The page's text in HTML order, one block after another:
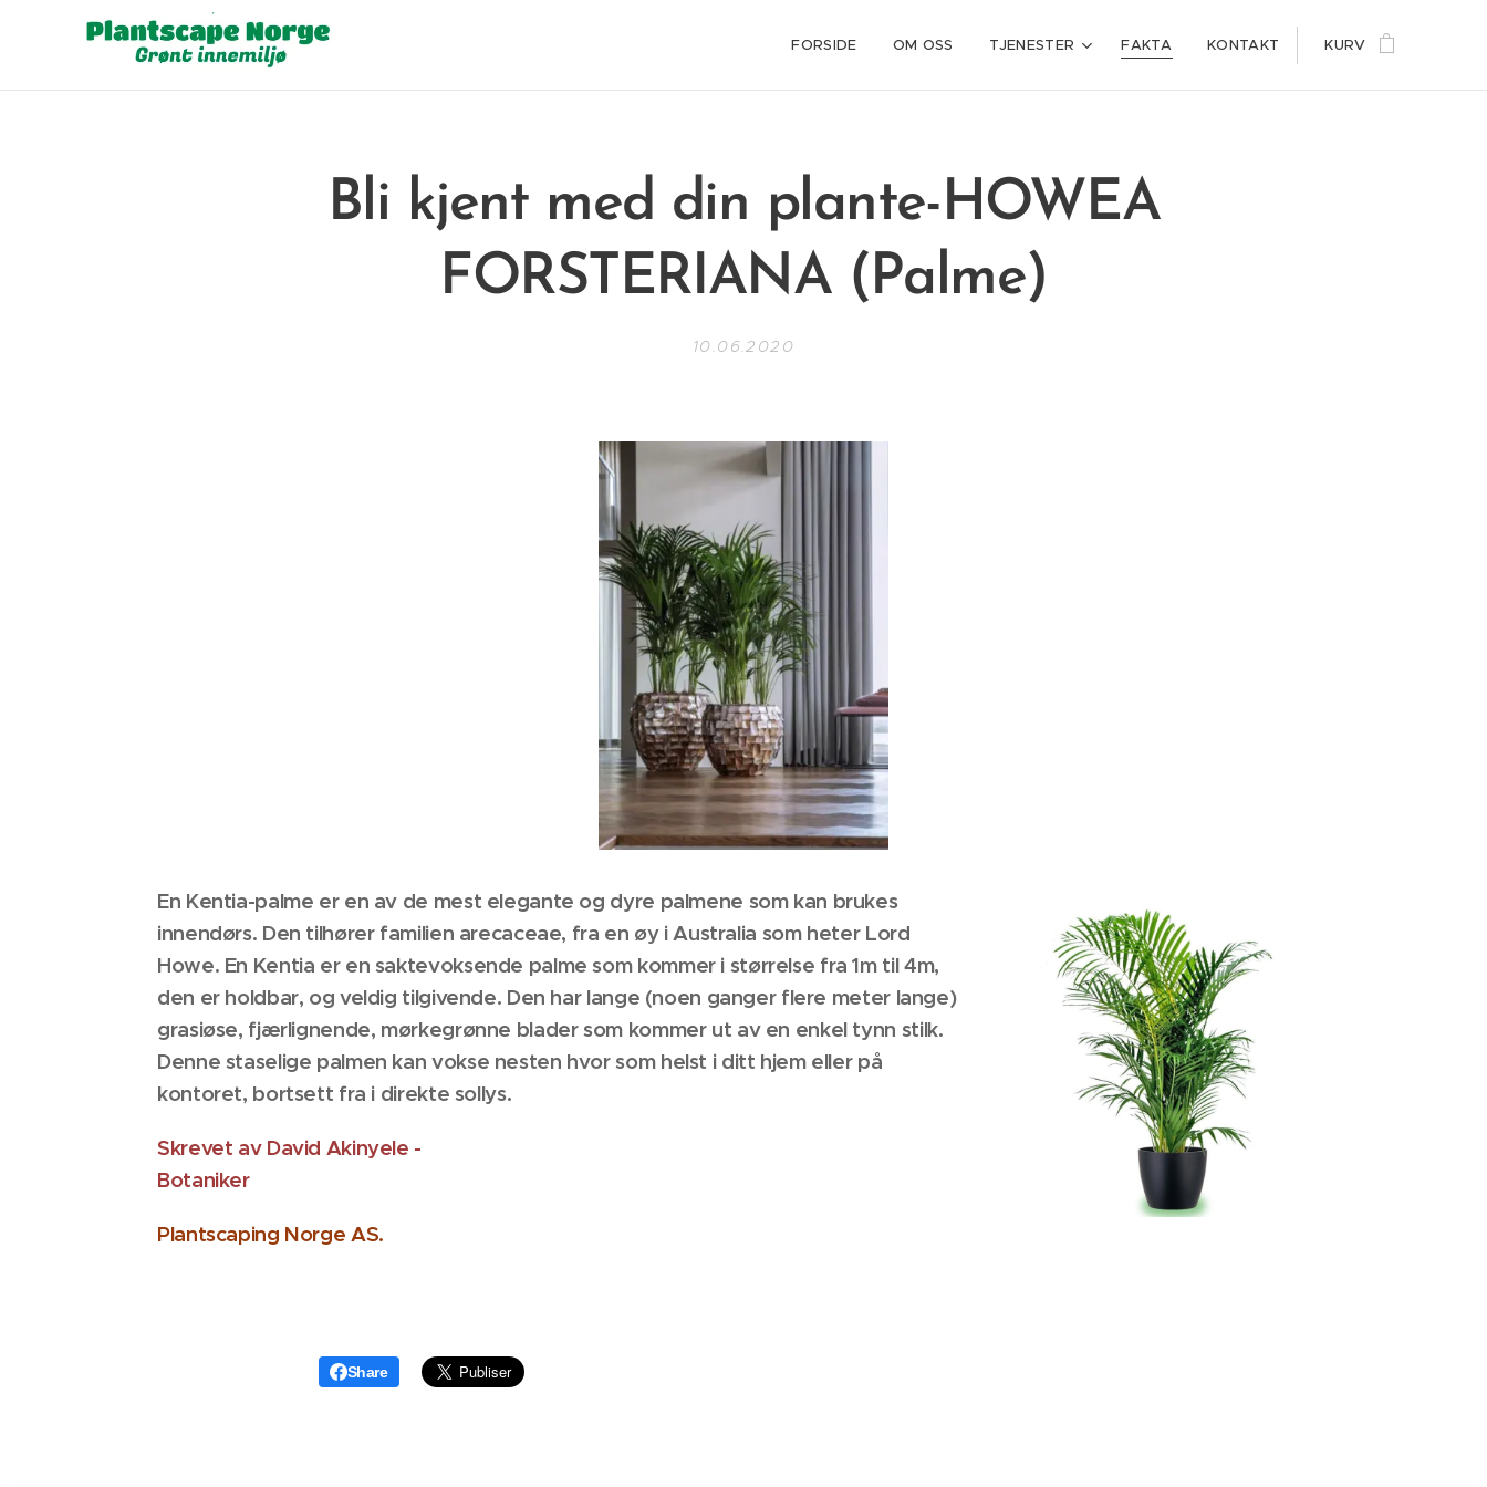
FORSIDE OM OSS TJENESTER FAKTA KONTAKT KURV
Bli kjent med din plante-HOWEA
FORSTERIANA (Palme)
10.06.2020
En Kentia-palme er en av de mest elegante og dyre palmene som kan brukes
innendørs. Den tilhører familien arecaceae, fra en øy i Australia som heter Lord
Howe. En Kentia er en saktevoksende palme som kommer i størrelse fra 1m til 4m,
den er holdbar, og veldig tilgivende. Den har lange (noen ganger flere meter lange)
grasiøse, fjærlignende, mørkegrønne blader som kommer ut av en enkel tynn stilk.
Denne staselige palmen kan vokse nesten hvor som helst i ditt hjem eller på
kontoret, bortsett fra i direkte sollys.
Skrevet av David Akinyele -
Botaniker
Plantscaping Norge AS.
Share